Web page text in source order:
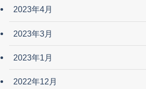
2023年4月
2023年3月
2023年1月
2022年12月